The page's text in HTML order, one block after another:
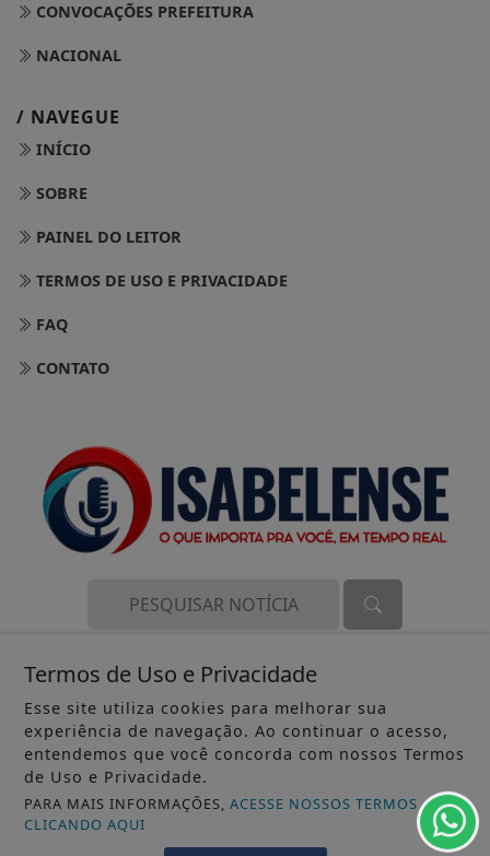
CONVOCAÇÕES PREFEITURA
NACIONAL
/ NAVEGUE
INÍCIO
SOBRE
PAINEL DO LEITOR
TERMOS DE USO E PRIVACIDADE
FAQ
CONTATO
O ISABELENSE, PORTAL DE NOTÍCIAS ADMINISTRADO POR LMM
OS DIREITOS RESERVADOS.
Termos de Uso e Privacidade
Esse site utiliza cookies para melhorar sua
experiência de navegação. Ao continuar o acesso,
entendemos que você concorda com nossos Termos
de Uso e Privacidade.
PARA MAIS INFORMAÇÕES,ACESSE NOSSOS TERMOS
CLICANDO AQUI